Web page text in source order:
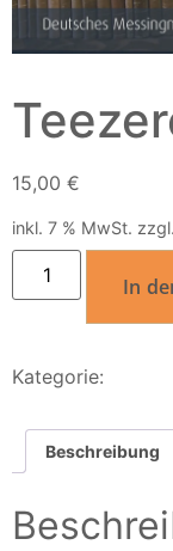
15,00 €
inkl. 7 % MwSt. zzgl.
In
Kategorie:
Beschreibung